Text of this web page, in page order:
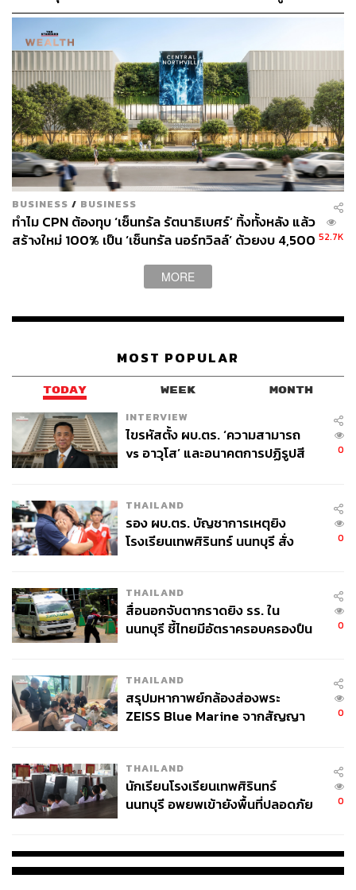
5.5 พันล้านบาท แก่บริษัท เบย์วอเตอร์ จำกัด ซึ่งเป็นบริษัท
ร่วมทุนระหว่าง CPN และ GLAND (ผ่านบริษัท รัชดา แอส
เซท โฮลดิ้ง จำกัด ที่เป็นบริษัทลูกที่ GLAND ถือ 100%) ใน
สัดส่วน 50:50 เพื่อเตรียมพัฒนาโครงการมิกซ์ยูสบนที่ดิน
แปลงดังกล่าว
ซึ่งเท่ากับว่าโครงการนี้จะต้องใช้เงินลงทุนจากผู้ถือหุ้นเบื้อง
ต้นราว 1.1 หมื่นล้านบาท ไม่รวมเงินที่จะต้องกู้จากสถาบัน
การเงินอีกไม่น้อย
มีตัวอย่างให้เทียบจาก MBK และจุฬาฯ
ตำนานของ CPN ที่สร้างมาแล้วกว่า 40 ปี
ประจำปี2551ของCPN ระบุว่า CPN ได้เช่าช่วงทั้งที่ดินและ
อาคารต่างๆ ประกอบด้วยอาคารศูนย์การค้า อาคาร
สำนักงาน โรงแรม และอาคารจอดรถ จากบริษัท เซ็นทรัล
รายใหญ่ของ CPN เป็นผู้ถือหุ้นรายใหญ่เช่นเดียวกัน
ทั้งนี้ เซ็นทรัลอินเตอร์พัฒนาได้เช่าจาก รฟท. ที่เป็นเจ้าของ
18 ธันวาคม 2571 ซึ่งเป็นการต่อสัญญาเช่าครั้งที่ 2 โดยการ
ต่อสัญญาเช่าซึ่งดำเนินการในปี 2552 ทาง CPN ต้องจ่ายค่า
ตอบแทนการเช่าช่วงให้แก่เซ็นทรัลอินเตอร์พัฒนาตลอด
ระยะเวลาการเช่า รวมเป็นเงินทั้งสิ้น 16,178.32 ล้านบาท
การต่อสัญญาเช่าครั้งนี้ระหว่าง รฟท. และกลุ่มเซ็นทรัล
แหล่งข่าวบอกว่า กว่าจะสรุปตัวเลขค่าตอบแทนกันได้อย่าง
ลงตัวและเป็นที่พอใจของทั้งสองฝ่ายไม่ใช่เรื่องง่าย เพราะ
การต่อสัญญาเช่าระหว่างบริษัท เอ็ม บี เค จำกัด (มหาชน)
แห่งอนาคต
BUSINESS / BUSINESS
ทำไม CPN ต้องทุบ ‘เซ็นทรัล รัตนาธิเบศร์’ ทิ้งทั้งหลัง แล้ว
สร้างใหม่ 100% เป็น ‘เซ็นทรัล นอร์ทวิลล์’ ด้วยงบ 4,500 52.7K
MORE
MOST POPULAR
TODAY WEEK MONTH
INTERVIEW
ไขรหัสตั้ง ผบ.ตร. ‘ความสามารถ
vs อาวุโส’ และอนาคตการปฏิรูปสี
0
THAILAND
รอง ผบ.ตร. บัญชาการเหตุยิง
โรงเรียนเทพศิรินทร์ นนทบุรี สั่ง
0
THAILAND
สื่อนอกจับตากราดยิง รร. ใน
นนทบุรี ชี้ไทยมีอัตราครอบครองปืน
0
THAILAND
สรุปมหากาพย์กล้องส่องพระ
ZEISS Blue Marine จากสัญญา
จ่ายหนี้-แอบระบุแบรนด์
0
THAILAND
นักเรียนโรงเรียนเทพศิรินทร์
นนทบุรี อพยพเข้ายังพื้นที่ปลอดภัย
0